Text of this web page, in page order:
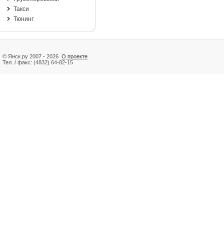
Такси
Тюнинг
© Янск.ру 2007 - 2026 О проекте
Тел. / факс: (4832) 64-82-15